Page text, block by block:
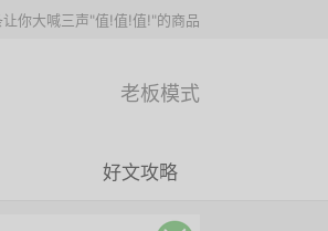
让你大喊三声"值!值!值!"的商品
老板模式
好文攻略